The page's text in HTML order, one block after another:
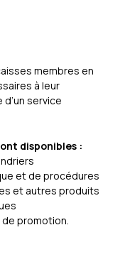
membres en
à leur
service
disponibles :
et de procédures
et autres produits
promotion.